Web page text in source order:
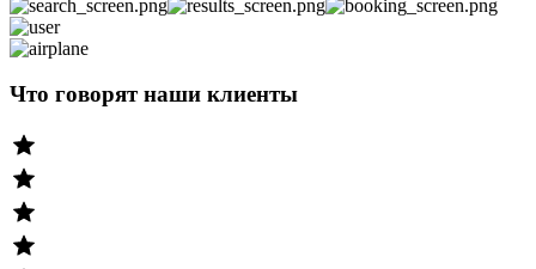
Что говорят наши клиенты